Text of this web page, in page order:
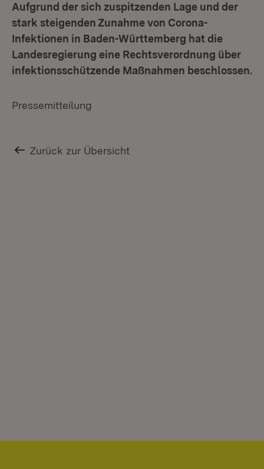
Aufgrund der sich zuspitzenden Lage und der
stark steigenden Zunahme von Corona-
Infektionen in Baden-Württemberg hat die
Landesregierung eine Rechtsverordnung über
infektionsschützende Maßnahmen beschlossen.
Pressemitteilung
Zurück zur Übersicht